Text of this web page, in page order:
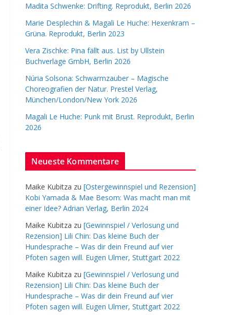
Madita Schwenke: Drifting. Reprodukt, Berlin 2026
Marie Desplechin & Magali Le Huche: Hexenkram –
Grüna. Reprodukt, Berlin 2023
Vera Zischke: Pina fällt aus. List by Ullstein
Buchverlage GmbH, Berlin 2026
Núria Solsona: Schwarmzauber – Magische
Choreografien der Natur. Prestel Verlag,
München/London/New York 2026
Magali Le Huche: Punk mit Brust. Reprodukt, Berlin
2026
Neueste Kommentare
Maike Kubitza zu [Ostergewinnspiel und Rezension]
Kobi Yamada & Mae Besom: Was macht man mit
einer Idee? Adrian Verlag, Berlin 2024
Maike Kubitza zu [Gewinnspiel / Verlosung und
Rezension] Lili Chin: Das kleine Buch der
Hundesprache – Was dir dein Freund auf vier
Pfoten sagen will. Eugen Ulmer, Stuttgart 2022
Maike Kubitza zu [Gewinnspiel / Verlosung und
Rezension] Lili Chin: Das kleine Buch der
Hundesprache – Was dir dein Freund auf vier
Pfoten sagen will. Eugen Ulmer, Stuttgart 2022